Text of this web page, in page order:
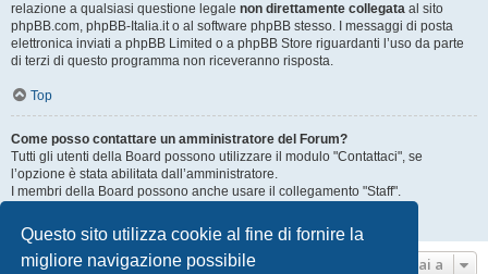
Questo sito utilizza cookie al fine di fornire la
migliore navigazione possibile
relazione a qualsiasi questione legale non direttamente collegata al sito
phpBB.com, phpBB-Italia.it o al software phpBB stesso. I messaggi di posta
elettronica inviati a phpBB Limited o a phpBB Store riguardanti l’uso da parte
di terzi di questo programma non riceveranno risposta.
Top
Come posso contattare un amministratore del Forum?
Tutti gli utenti della Board possono utilizzare il modulo "Contattaci", se
l’opzione è stata abilitata dall’amministratore.
I membri della Board possono anche usare il collegamento "Staff".
Top
Vai a